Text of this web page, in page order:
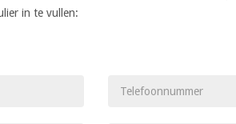
in te vullen: